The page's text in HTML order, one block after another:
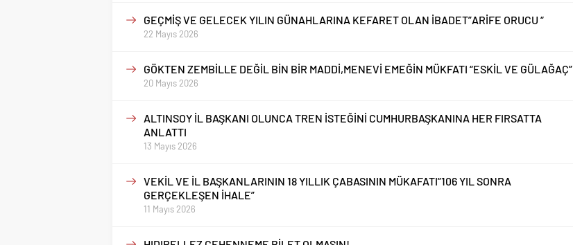
GEÇMİŞ VE GELECEK YILIN GÜNAHLARINA KEFARET OLAN İBADET”ARİFE ORUCU “
22 Mayıs 2026
GÖKTEN ZEMBİLLE DEĞİL BİN BİR MADDİ,MENEVİ EMEĞİN MÜKFATI “ESKİL VE GÜLAĞAÇ”
20 Mayıs 2026
ALTINSOY İL BAŞKANI OLUNCA TREN İSTEĞİNİ CUMHURBAŞKANINA HER FIRSATTA
ANLATTI
13 Mayıs 2026
VEKİL VE İL BAŞKANLARININ 18 YILLIK ÇABASININ MÜKAFATI”106 YIL SONRA
GERÇEKLEŞEN İHALE”
11 Mayıs 2026